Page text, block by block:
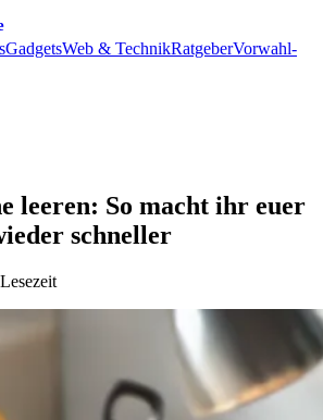
GadgetsWeb & TechnikRatgeberVorwahl-
leeren: So macht ihr euer
schneller